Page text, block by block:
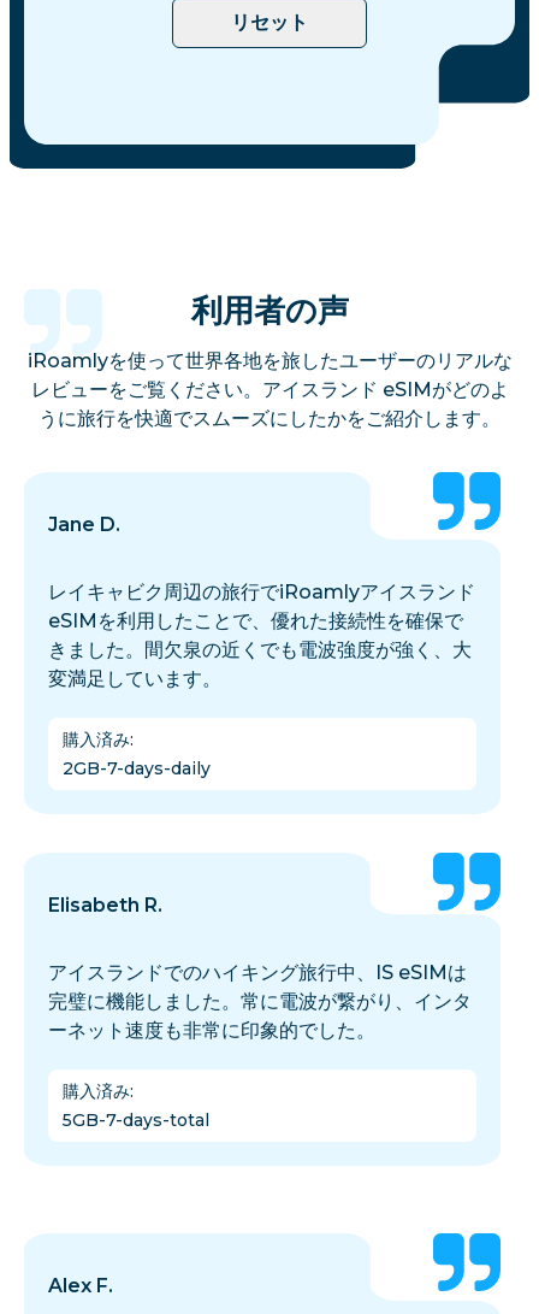
リセット
利用者の声
iRoamlyを使って世界各地を旅したユーザーのリアルな
レビューをご覧ください。アイスランド eSIMがどのよ
うに旅行を快適でスムーズにしたかをご紹介します。
Jane D.
レイキャビク周辺の旅行でiRoamlyアイスランド
eSIMを利用したことで、優れた接続性を確保で
きました。間欠泉の近くでも電波強度が強く、大
変満足しています。
購入済み:
2GB-7-days-daily
Elisabeth R.
アイスランドでのハイキング旅行中、IS eSIMは
完璧に機能しました。常に電波が繋がり、インタ
ーネット速度も非常に印象的でした。
購入済み:
5GB-7-days-total
Alex F.